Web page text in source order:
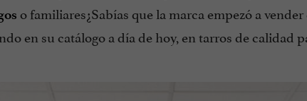
o familiares¿Sabías que la marca empezó a
en su catálogo a día de hoy, en tarros de calidad